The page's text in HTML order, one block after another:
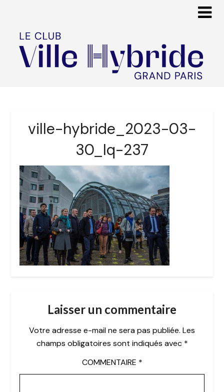
ville-hybride_2023-03-
30_lq-237
Laisser un commentaire
Votre adresse e-mail ne sera pas publiée. Les
champs obligatoires sont indiqués avec *
COMMENTAIRE *